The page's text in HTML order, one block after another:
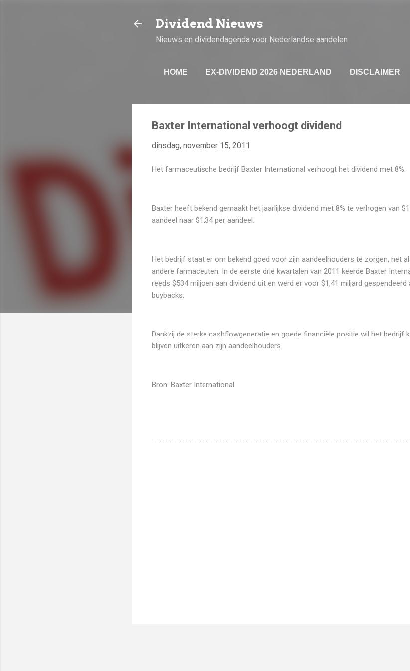
Dividend Nieuws
Nieuws en dividendagenda voor Nederlandse aandelen
HOME EX-DIVIDEND 2026 NEDERLAND DISCLAIMER
Baxter International verhoogt dividend
dinsdag, november 15, 2011
Het farmaceutische bedrijf Baxter International verhoogt het dividend met 8%.
Baxter heeft bekend gemaakt het jaarlijkse dividend met 8% te verhogen van
aandeel naar $1,34 per aandeel.
Het bedrijf staat er om bekend goed voor zijn aandeelhouders te zorgen, net
andere farmaceuten. In de eerste drie kwartalen van 2011 keerde Baxter
reeds $534 miljoen aan dividend uit en werd er voor $1,41 miljard gespendeerd
buybacks.
Dankzij de sterke cashflowgeneratie en goede financiële positie wil het bedrijf
blijven uitkeren aan zijn aandeelhouders.
Bron: Baxter International